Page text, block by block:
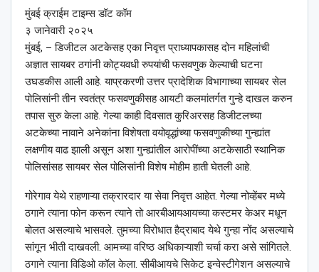
मुंबई क्राईम टाइम्स डॉट कॉम
३ जानेवारी २०२५
मुंबई, – डिजीटल अटकेसह एका निवृत्त प्राध्यापकासह दोन महिलांची
अज्ञात सायबर ठगांनी कोट्यवधी रुपयांची फसवणुक केल्याची घटना
उघडकीस आली आहे. याप्रकरणी उत्तर प्रादेशिक विभागाच्या सायबर सेल
पोलिसांनी तीन स्वतंत्र फसवणुकीसह आयटी कलमांतर्गत गुन्हे दाखल करुन
तपास सुरु केला आहे. गेल्या काही दिवसात कुरिअरसह डिजीटलच्या
अटकेच्या नावाने अनेकांना विशेषता वयोवृद्धांच्या फसवणुकीच्या गुन्ह्यांत
लक्षणीय वाढ झाली असून अशा गुन्ह्यांतील आरोपींच्या अटकेसाठी स्थानिक
पोलिसांसह सायबर सेल पोलिसांनी विशेष मोहीम हाती घेतली आहे.
गोरेगाव येथे राहणाऱ्या तक्रारदार या सेवा निवृत्त आहेत. गेल्या नोव्हेंबर मध्ये
ठगाने त्याना फोन करून त्याने तो आरबीआयआयच्या कस्टमर केअर मधून
बोलत असल्याचे भासवले. तुमच्या विरोधात हैद्राबाद येथे गुन्हा नोंद असल्याचे
सांगून भीती दाखवली. आमच्या वरिष्ठ अधिकाऱ्याशी चर्चा करा असे सांगितले.
ठगाने त्याना विडिओ कॉल केला. सीबीआयचे सिकेट इन्वेस्टीगेशन असल्याचे